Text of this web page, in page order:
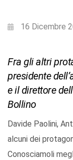
16 Dicembre
Fra gli altri
presidente
e il direttore
Bollino
Davide Paolini,
alcuni dei
Conosciamoli